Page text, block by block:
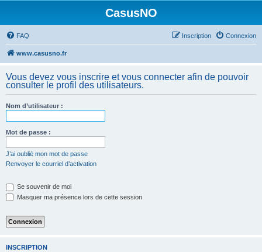
CasusNO
FAQ Connexion
Inscription
www.casusno.fr
Vous devez vous inscrire et vous connecter afin de pouvoir
consulter le profil des utilisateurs.
Nom d’utilisateur :
Mot de passe :
J’ai oublié mon mot de passe
Renvoyer le courriel d’activation
Se souvenir de moi
Masquer ma présence lors de cette session
INSCRIPTION